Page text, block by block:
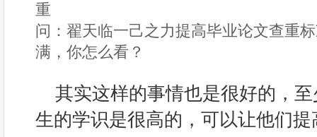
重
问：翟天临一己之力提高毕业论文查重
满，你怎么看？
其实这样的事情也是很好的，
生的学识是很高的，可以让他们